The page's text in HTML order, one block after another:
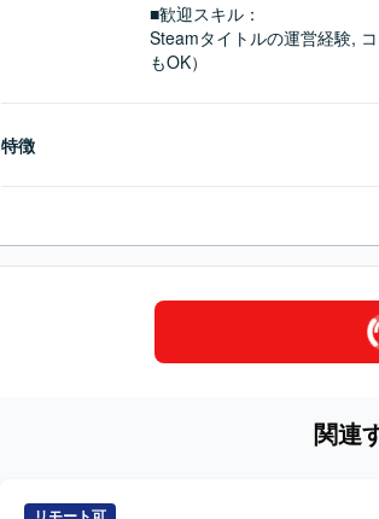
■歓迎スキル：
Steamタイトルの運営経験,
もOK）
特徴
関連